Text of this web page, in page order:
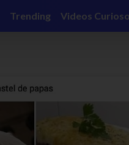
Trending Videos